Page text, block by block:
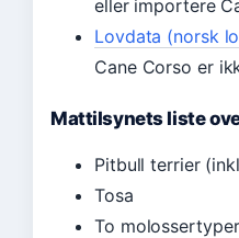
eller importere
Lovdata (norsk
Cane Corso er
Mattilsynets liste
Pitbull terrier
Tosa
To